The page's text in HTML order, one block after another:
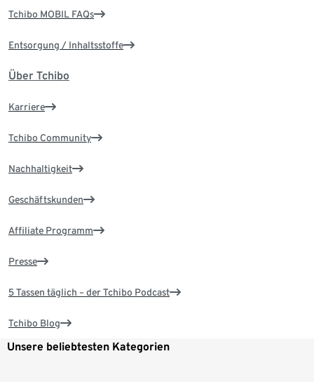
Tchibo MOBIL FAQs
Entsorgung / Inhaltsstoffe
Über Tchibo
Karriere
Tchibo Community
Nachhaltigkeit
Geschäftskunden
Affiliate Programm
Presse
5 Tassen täglich – der Tchibo Podcast
Tchibo Blog
Unsere beliebtesten Kategorien